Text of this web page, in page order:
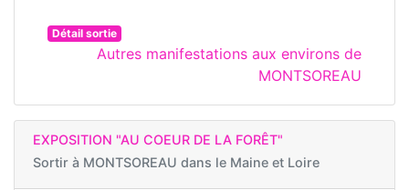
Détail sortie
Autres manifestations aux environs de
MONTSOREAU
EXPOSITION "AU COEUR DE LA FORÊT"
Sortir à MONTSOREAU dans le Maine et Loire